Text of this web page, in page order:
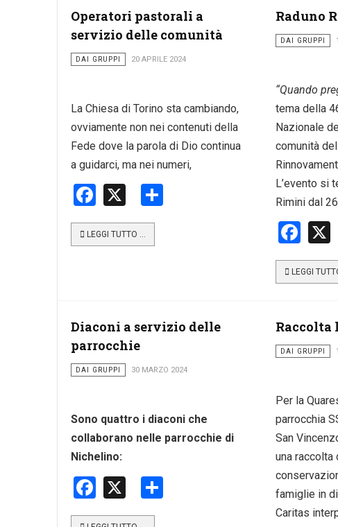
Operatori pastorali a
servizio delle comunità
DAI GRUPPI 20 APRILE 2024
La Chiesa di Torino sta cambiando,
ovviamente non nei contenuti della
Fede dove la parola di Dio continua
a guidarci, ma nei numeri,
Facebook
LEGGI TUTTO …
Raduno
DAI GRUPPI
“Quando
tema della
Nazionale
comunità
L’evento si
Rimini dal
X
LEGGI
Diaconi a servizio delle
parrocchie
DAI GRUPPI 30 MARZO 2024
Sono quattro i diaconi che
collaborano nelle parrocchie di
Nichelino:
Facebook
Raccolta
DAI GRUPPI
Per la
parrocchia
San
una raccolta
famiglie in
Caritas